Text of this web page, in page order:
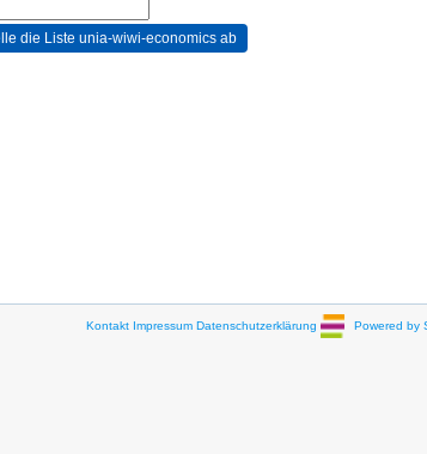
Kontakt Impressum Datenschutzerklärung Powered by